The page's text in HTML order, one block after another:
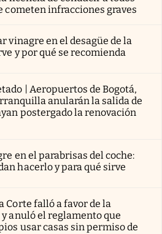
cometen infracciones graves
vinagre en el desagüe de la
y por qué se recomienda
| Aeropuertos de Bogotá,
anularán la salida de
postergado la renovación
en el parabrisas del coche:
hacerlo y para qué sirve
Corte falló a favor de la
anuló el reglamento que
usar casas sin permiso de